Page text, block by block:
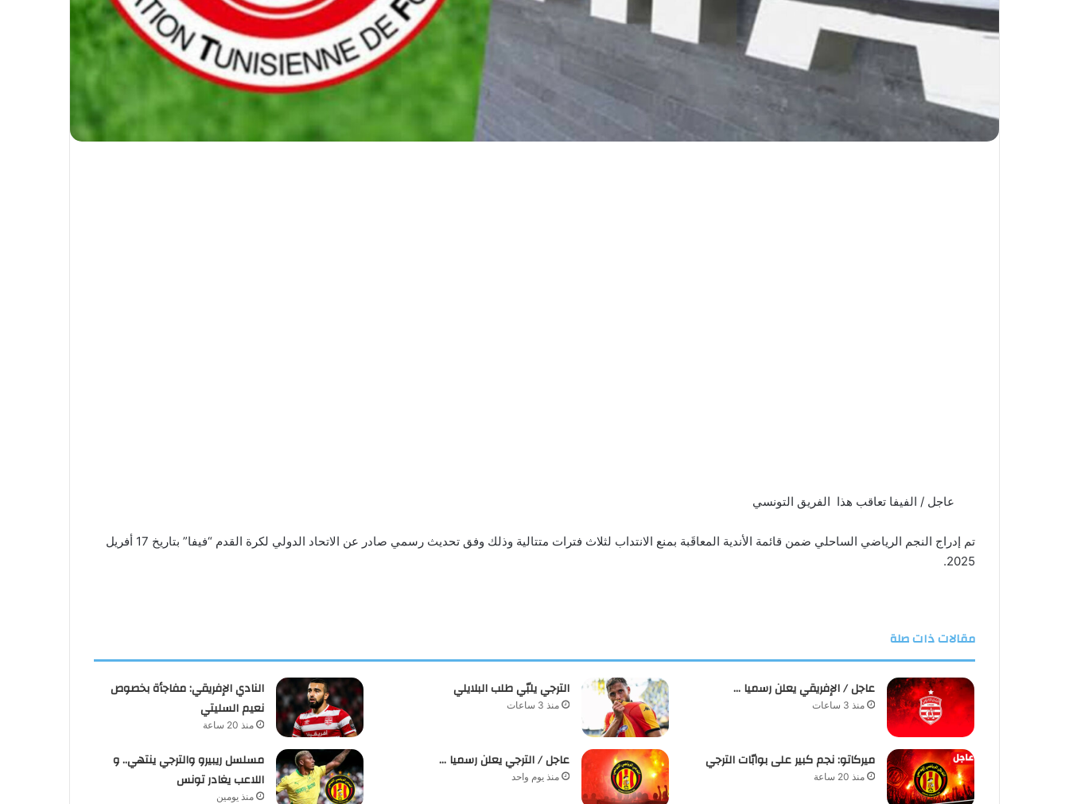
عاجل / الفيفا تعاقب هذا الفريق التونسي
تم إدراج النجم الرياضي الساحلي ضمن قائمة الأندية المعاقَبة بمنع الانتداب لثلاث فترات متتالية وذلك وفق تحديث رسمي صادر عن الاتحاد الدولي لكرة القدم “فيفا” بتاريخ 17 أفريل
2025.
مقالات ذات صلة
عاجل / الإفريقي يعلن رسميا …
منذ 3 ساعات
الترجي يلبّي طلب البلايلي
منذ 3 ساعات
النادي الإفريقي: مفاجأة بخصوص
نعيم السليتي
منذ 20 ساعة
ميركاتو: نجم كبير على بوابّات الترجي
منذ 20 ساعة
عاجل / الترجي يعلن رسميا …
منذ يوم واحد
مسلسل ريبيرو والترجي ينتهي.. و
اللاعب يغادر تونس
منذ يومين